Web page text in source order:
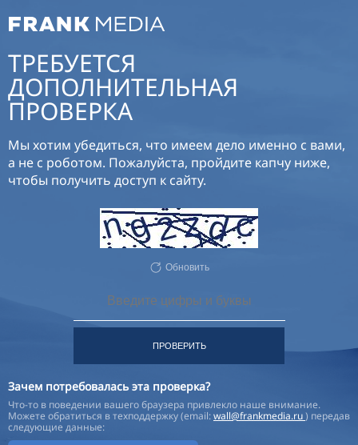
ТРЕБУЕТСЯ
ДОПОЛНИТЕЛЬНАЯ
ПРОВЕРКА
Мы хотим убедиться, что имеем дело именно с вами,
а не с роботом. Пожалуйста, пройдите капчу ниже,
чтобы получить доступ к сайту.
Обновить
ПРОВЕРИТЬ
Зачем потребовалась эта проверка?
Что-то в поведении вашего браузера привлекло наше внимание.
Можете обратиться в техподдержку (email:wall@frankmedia.ru) передав
следующие данные: